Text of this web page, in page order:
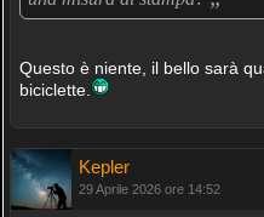
Questo è niente, il bello sarà
biciclette.
Kepler
29 Aprile 2026 ore 14:52